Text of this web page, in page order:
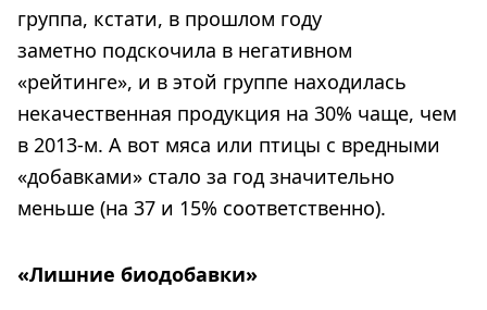
группа, кстати, в прошлом году
заметно подскочила в негативном
«рейтинге», и в этой группе находилась
некачественная продукция на 30% чаще, чем
в 2013-м. А вот мяса или птицы с вредными
«добавками» стало за год значительно
меньше (на 37 и 15% соответственно).
«Лишние биодобавки»